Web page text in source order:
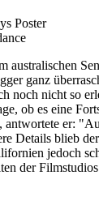
australischen
ganz
noch nicht so
ob es eine
antwortete er:
Details blieb
jedoch
der